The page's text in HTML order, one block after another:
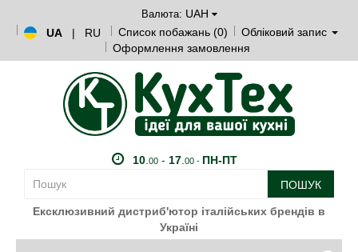
Валюта: UAH
UA
| RU Список побажань (0)
Обліковий запис
Оформлення замовлення
10. 00- 17. 00 - ПН-ПТ
ПОШУК
Ексклюзивний дистриб'ютор італійських брендів в
Україні